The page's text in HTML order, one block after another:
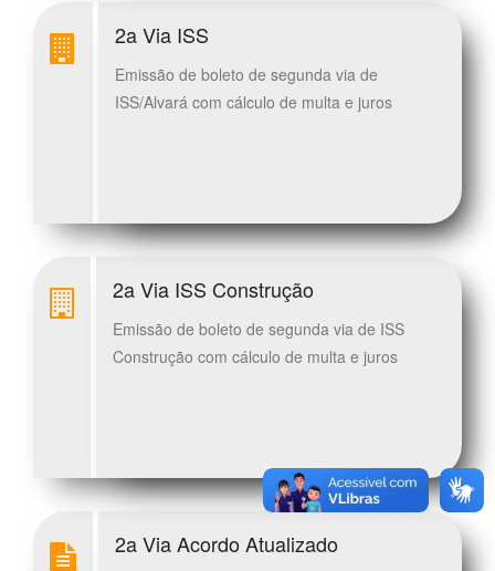
2a Via ISS
Emissão de boleto de segunda via de
ISS/Alvará com cálculo de multa e juros
2a Via ISS Construção
Emissão de boleto de segunda via de ISS
Construção com cálculo de multa e juros
2a Via Acordo Atualizado